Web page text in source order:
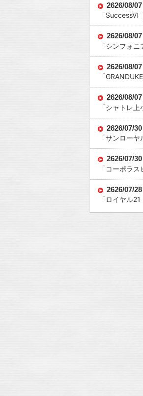
2626/08/07
「SuccessⅥ
2626/08/07
「シンフォニ
2626/08/07
「
2626/08/07
「シャトレ上
2626/07/30
「サンローヤ
2626/07/30
「コーポラス
2626/07/28
「ロイヤル21